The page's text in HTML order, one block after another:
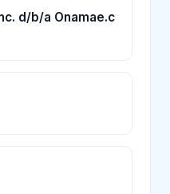
d/b/a Onamae.c